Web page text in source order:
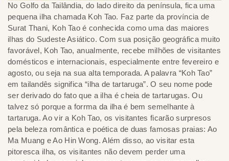
No Golfo da Tailândia, do lado direito da península, fica uma
pequena ilha chamada Koh Tao. Faz parte da província de
Surat Thani, Koh Tao é conhecida como uma das maiores
ilhas do Sudeste Asiático. Com sua posição geográfica muito
favorável, Koh Tao, anualmente, recebe milhões de visitantes
domésticos e internacionais, especialmente entre fevereiro e
agosto, ou seja na sua alta temporada. A palavra “Koh Tao”
em tailandês significa “ilha de tartaruga”. O seu nome pode
ser derivado do fato que a ilha é cheia de tartarugas. Ou
talvez só porque a forrma da ilha é bem semelhante à
tartaruga. Ao vir a Koh Tao, os visitantes ficarão surpresos
pela beleza romântica e poética de duas famosas praias: Ao
Ma Muang e Ao Hin Wong. Além disso, ao visitar esta
pitoresca ilha, os visitantes não devem perder uma